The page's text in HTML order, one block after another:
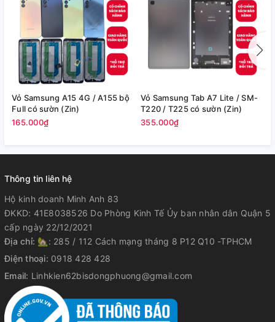
Vỏ Samsung A15 4G / A155 bộ
Full có sườn (Zin)
165.000₫
Vỏ Samsung Tab A7 Lite / SM-
T220 / T225 có sườn (Zin)
355.000₫
Thông tin liên hệ
Hộ kinh doanh Minh Anh 83
ĐKKD: 41E8038526 Do Phòng Kinh Tế Ủy ban nhân dân Quận 5
cấp ngày 22/12/2021
Địa chỉ: 🏡: 285 / 112 Cách mạng tháng 8 P12 Q10 -TPHCM
Điện thoại: 0918 428 428
Email: Linhkien62bisdongphuong@gmail.com